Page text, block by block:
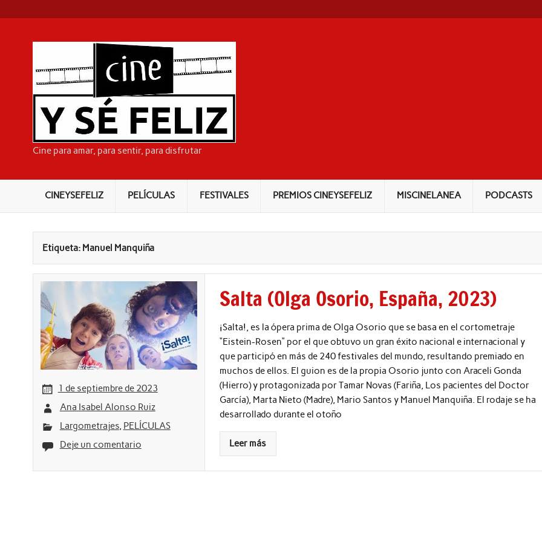
content
Cine para amar, para sentir, para disfrutar
CINEYSEFELIZ PELÍCULAS FESTIVALES PREMIOS CINEYSEFELIZ MISCINELANEA PODCASTS
Etiqueta: Manuel Manquiña
1 de septiembre de 2023
Ana Isabel Alonso Ruiz
Largometrajes, PELÍCULAS
Deje un comentario
Salta (Olga Osorio, España, 2023)
¡Salta!, es la ópera prima de Olga Osorio que se basa en el cortometraje
“Eistein-Rosen” por el que obtuvo un gran éxito nacional e internacional y
que participó en más de 240 festivales del mundo, resultando premiado en
muchos de ellos. El guion es de la propia Osorio junto con Araceli Gonda
(Hierro) y protagonizada por Tamar Novas (Fariña, Los pacientes del Doctor
García), Marta Nieto (Madre), Mario Santos y Manuel Manquiña. El rodaje se ha
desarrollado durante el otoño
Leer más